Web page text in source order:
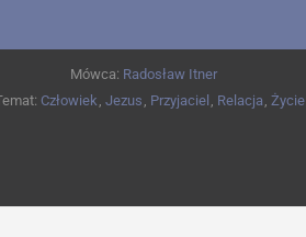
Mówca: Radosław Itner
Człowiek ,Jezus Przyjaciel Relacja ,Życie